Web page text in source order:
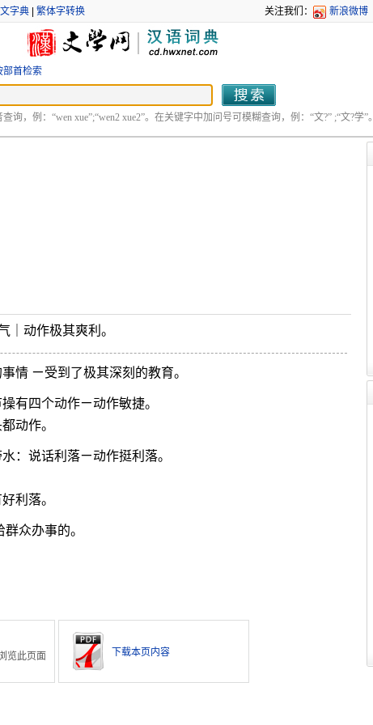
字典| 繁体字转换 关注我们： 新浪微博
部首检索
询，例：“wen xue”;“wen2 xue2”。在关键字中加问号可模糊查询，例：“文?” ;“文?学”。
｜动作极其爽利。
情 ㄧ受到了极其深刻的教育。
有四个动作ㄧ动作敏捷。
动作。
：说话利落ㄧ动作挺利落。
利落。
众办事的。
览此页面
下载本页内容